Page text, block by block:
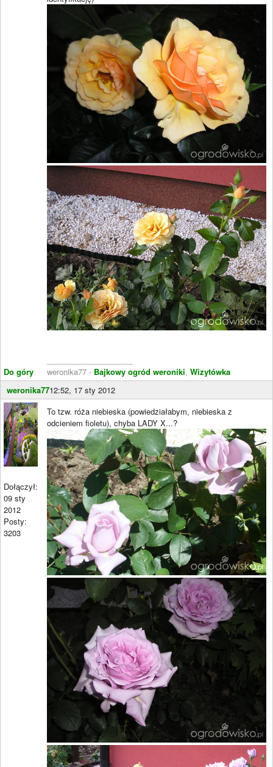
Do góry
weronika77 - Bajkowy ogród weroniki, Wizytówka
weronika7712:52, 17 sty 2012
Dołączył:
09 sty
2012
Posty:
3203
To tzw. róża niebieska (powiedziałabym, niebieska z
odcieniem fioletu), chyba LADY X...?